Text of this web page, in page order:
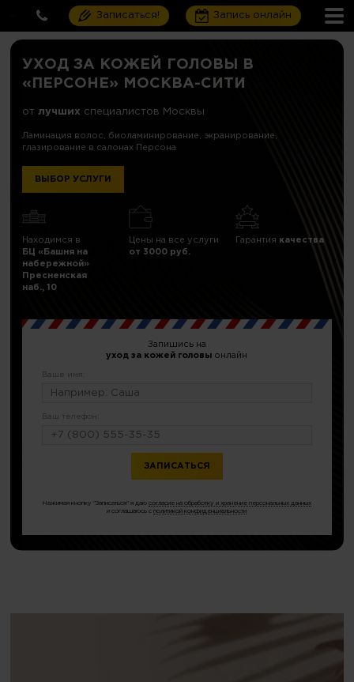
Записаться! Запись онлайн
УХОД ЗА КОЖЕЙ ГОЛОВЫ В
«ПЕРСОНЕ» МОСКВА-СИТИ
от лучших специалистов Москвы
Ламинация волос, биоламинирование, экранирование,
глазирование в салонах Персона
ВЫБОР УСЛУГИ
Находимся в
БЦ «Башня на
набережной»
Пресненская
наб., 10
Цены на все услуги
от 3000 руб.
Гарантия качества
Запишись на
уход за кожей головы онлайн
Ваше имя:
Ваш телефон:
Нажимая кнопку "Записаться" я даюсогласие на обработку и хранение персональных данных
и соглашаюсь сполитикой конфиденциальности